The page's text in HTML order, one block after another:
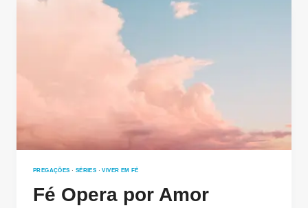
PREGAÇÕES · SÉRIES ·VIVER EM FÉ
Fé Opera por Amor